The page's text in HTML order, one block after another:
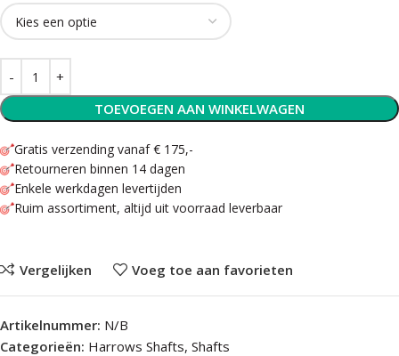
TOEVOEGEN AAN WINKELWAGEN
Gratis verzending vanaf € 175,-
Retourneren binnen 14 dagen
Enkele werkdagen levertijden
Ruim assortiment, altijd uit voorraad leverbaar
Vergelijken Voeg toe aan favorieten
Artikelnummer: N/B
Categorieën: Harrows Shafts, Shafts